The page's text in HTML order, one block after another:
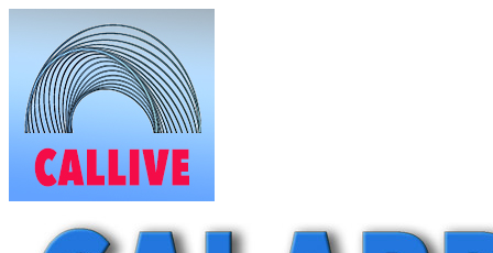
contenuto